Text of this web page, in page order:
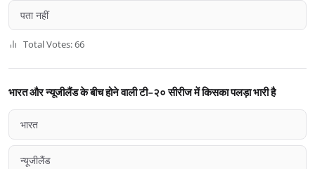
पता नहीं
Total Votes: 66
भारत और न्यूजीलैंड के बीच होने वाली टी-२० सीरीज में किसका पलड़ा भारी है
भारत
न्यूजीलैंड